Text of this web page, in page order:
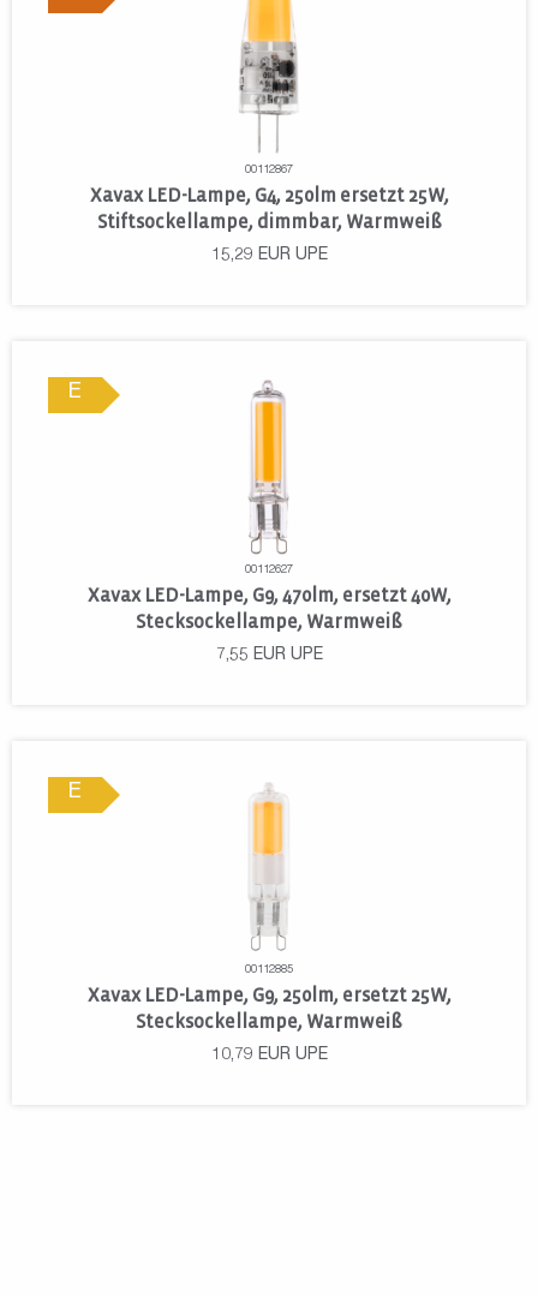
00112867
Xavax LED-Lampe, G4, 250lm ersetzt 25W,
Stiftsockellampe, dimmbar, Warmweiß
15,29 EUR UPE
E
00112627
Xavax LED-Lampe, G9, 470lm, ersetzt 40W,
Stecksockellampe, Warmweiß
7,55 EUR UPE
E
00112885
Xavax LED-Lampe, G9, 250lm, ersetzt 25W,
Stecksockellampe, Warmweiß
10,79 EUR UPE